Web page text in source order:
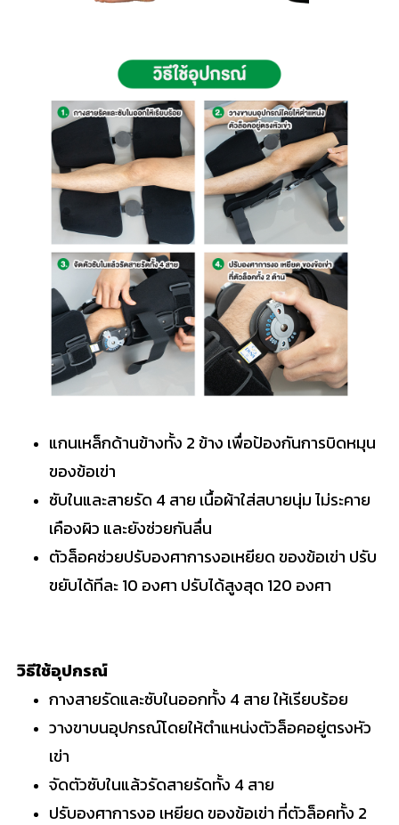
แกนเหล็กด้านข้างทั้ง 2 ข้าง เพื่อป้องกันการบิดหมุน
ของข้อเข่า
ซับในและสายรัด 4 สาย เนื้อผ้าใส่สบายนุ่ม ไม่ระคาย
เคืองผิว และยังช่วยกันลื่น
ตัวล็อคช่วยปรับองศาการงอเหยียด ของข้อเข่า ปรับ
ขยับได้ทีละ 10 องศา ปรับได้สูงสุด 120 องศา
วิธีใช้อุปกรณ์
กางสายรัดและซับในออกทั้ง 4 สาย ให้เรียบร้อย
วางขาบนอุปกรณ์โดยให้ตำแหน่งตัวล็อคอยู่ตรงหัว
เข่า
จัดตัวซับในแล้วรัดสายรัดทั้ง 4 สาย
ปรับองศาการงอ เหยียด ของข้อเข่า ที่ตัวล็อคทั้ง 2